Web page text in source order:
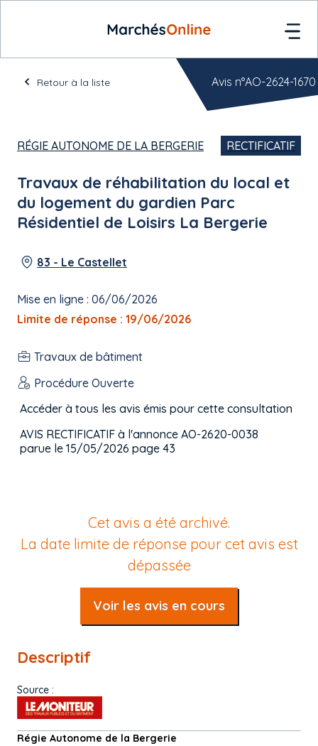
Retour à la liste
RÉGIE AUTONOME DE LA BERGERIE RECTIFICATIF
Travaux de réhabilitation du local et
du logement du gardien Parc
Résidentiel de Loisirs La Bergerie
83 - Le Castellet
Mise en ligne : 06/06/2026
Limite de réponse : 19/06/2026
Travaux de bâtiment
Procédure Ouverte
Accéder à tous les avis émis pour cette consultation
AVIS RECTIFICATIF à l'annonce AO-2620-0038
parue le 15/05/2026 page 43
Avis n°AO-2624-1670
Cet avis a été archivé.
La date limite de réponse pour cet avis est
dépassée
Voir les avis en cours
Descriptif
Source :
Régie Autonome de la Bergerie